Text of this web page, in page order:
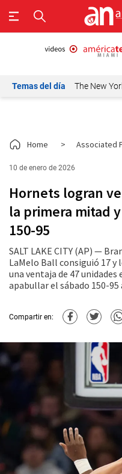
Temas del día The New
Home > Associated
10 de enero de 2026
Hornets logran
la primera mitad
150-95
SALT LAKE CITY (AP) —
LaMelo Ball consiguió 17
una ventaja de 47
apabullar el sábado 150-95
Compartir en: